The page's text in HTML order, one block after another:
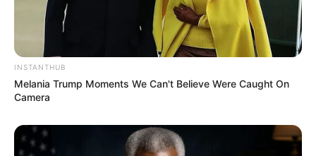
INSTANTHUB
Melania Trump Moments We Can't Believe Were Caught On
Camera